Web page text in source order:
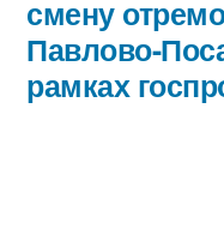
смену
Павлово-
рамках